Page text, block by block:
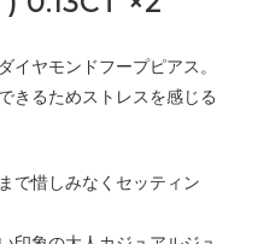
イヤモンドフープピアス。
きるためストレスを感じる
で惜しみなくセッティン